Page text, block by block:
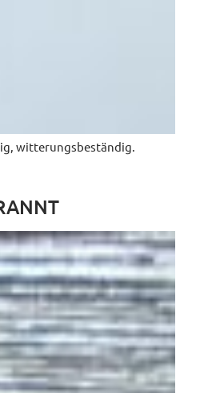
witterungsbeständig.